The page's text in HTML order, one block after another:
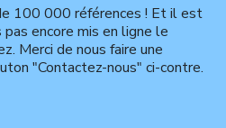
100 000 références ! Et il est
encore mis en ligne le
Merci de nous faire une
"Contactez-nous" ci-contre.